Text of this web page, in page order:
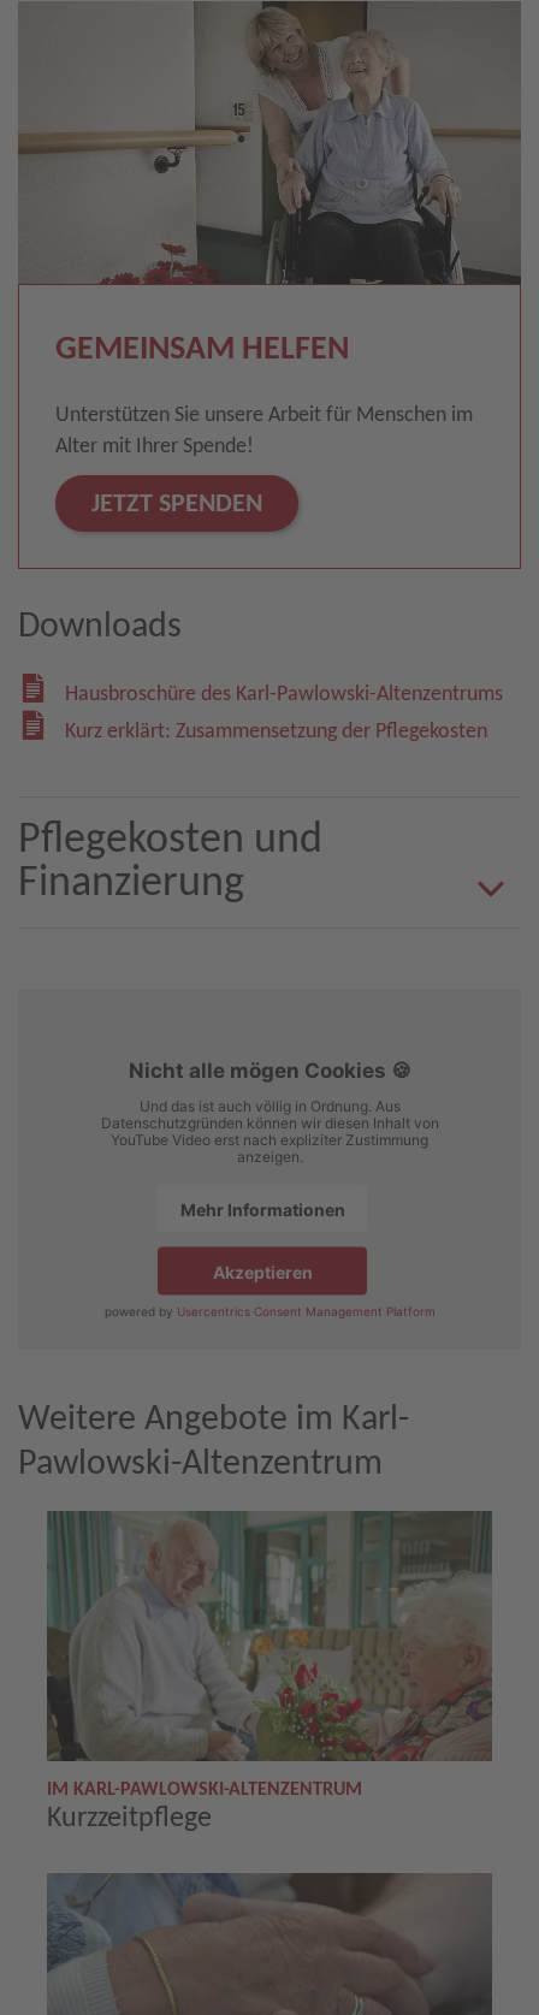
GEMEINSAM HELFEN
Unterstützen Sie unsere Arbeit für Menschen im
Alter mit Ihrer Spende!
JETZT SPENDEN
Downloads
Hausbroschüre des Karl-Pawlowski-Altenzentrums
Kurz erklärt: Zusammensetzung der Pflegekosten
Pflegekosten und
Finanzierung
Nicht alle mögen Cookies 🍪
Und das ist auch völlig in Ordnung. Aus
Datenschutzgründen können wir diesen Inhalt von
YouTube Video erst nach expliziter Zustimmung
anzeigen.
Mehr Informationen
Akzeptieren
powered by Usercentrics Consent Management Platform
Weitere Angebote im Karl-
Pawlowski-Altenzentrum
IM KARL-PAWLOWSKI-ALTENZENTRUM
Kurzzeitpflege